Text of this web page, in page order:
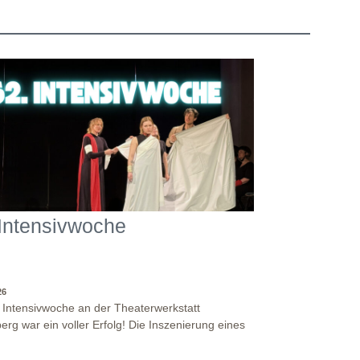
Intensivwoche an der Theaterwerkstatt
war ein voller Erfolg! Die Inszenierung eines